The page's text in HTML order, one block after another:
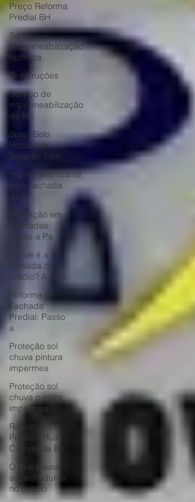
Preço Reforma
Predial BH
Serviço
impermeabilização
fachada
Construções
Serviço de
impermeabilização
de fac
Brasil Belo
Horizonte
Solução Sika
Impermeabilizante
para fachada
de p
Infiltração em
Fachadas:
Passo a Pa
O que é a
fachada do
prédio? A fach
Reforma de
Fachada
Predial: Passo
a
Proteção sol
chuva pintura
impermea
Proteção sol
chuva pintura
impermea
Reformas
Prediais Rua
Castelo da Be
O que causa
as rachaduras
no prédio